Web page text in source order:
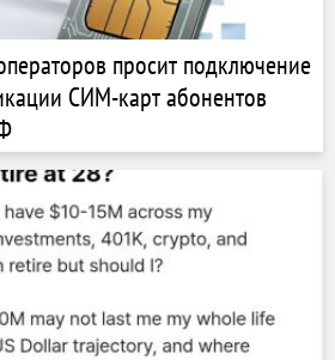
просит подключение
СИМ-карт абонентов